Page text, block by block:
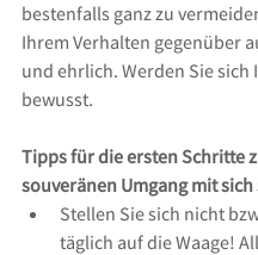
bestenfalls ganz zu
Ihrem Verhalten gegenüber
und ehrlich. Werden Sie sich
bewusst.
Tipps für die ersten Schritte
souveränen Umgang mit sich
Stellen Sie sich nicht
täglich auf die Waage!